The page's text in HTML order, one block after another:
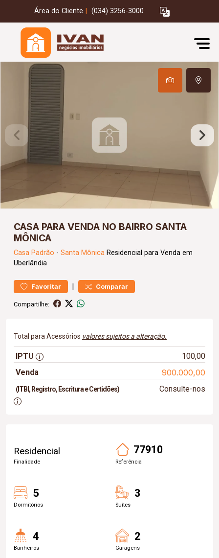
Área do Cliente (034) 3256-3000
CASA PARA VENDA NO BAIRRO SANTA
MÔNICA
Casa Padrão - Santa Mônica Residencial para Venda em
Uberlândia
Favoritar | Comparar
Compartilhe:
Total para Acessórios valores sujeitos a alteração.
IPTU
100,00
Venda
900.000,00
(ITBI, Registro, Escritura e Certidões) Consulte-nos
Residencial
Finalidade
77910
Referência
5
Dormitórios
3
Suítes
4
Banheiros
2
Garagens